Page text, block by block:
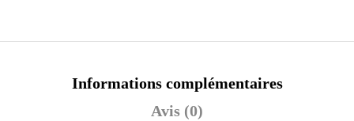
Informations complémentaires
Avis (0)